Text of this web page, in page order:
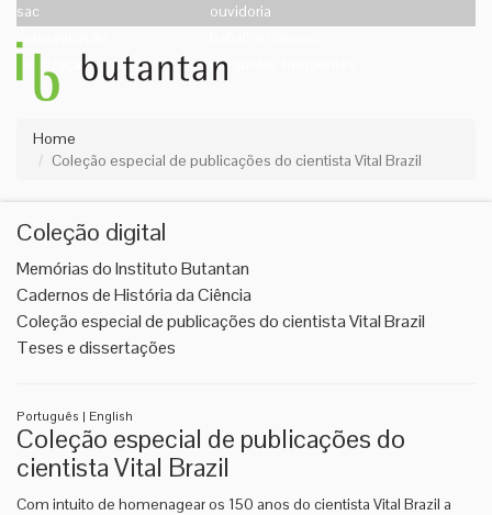
sac
ouvidoria
comunicação
localização
perguntas frequentes
Home
Coleção especial de publicações do cientista Vital Brazil
Coleção digital
Memórias do Instituto Butantan
Cadernos de História da Ciência
Coleção especial de publicações do cientista Vital Brazil
Teses e dissertações
Português | English
Coleção especial de publicações do
cientista Vital Brazil
Com intuito de homenagear os 150 anos do cientista Vital Brazil a